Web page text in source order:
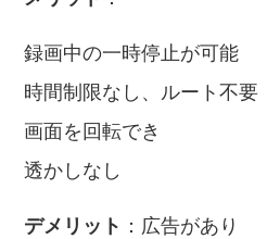
録画中の一時停止が可能
時間制限なし、ルート不要
画面を回転でき
透かしなし
デメリット ：広告があり